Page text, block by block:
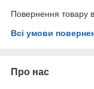
Повернення товару
Всі умови
Про нас